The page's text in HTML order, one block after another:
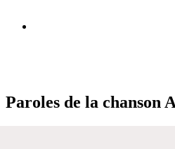
Paroles de la chanson